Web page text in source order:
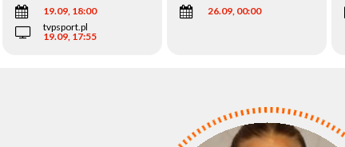
19.09, 18:00
tvpsport.pl
19.09, 17:55
26.09, 00:00